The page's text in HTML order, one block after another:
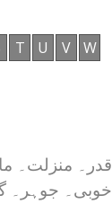
T U V
W
قدر۔ منزلت۔
خوبی۔ جوہر۔